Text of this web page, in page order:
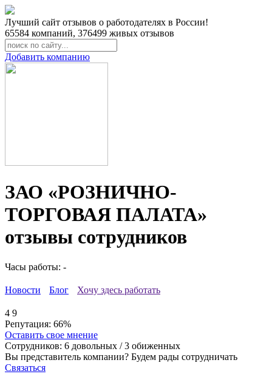
Лучший сайт отзывов о работодателях в России!
65584 компаний, 376499 живых отзывов
Добавить компанию
ЗАО «РОЗНИЧНО-
ТОРГОВАЯ ПАЛАТА»
отзывы сотрудников
Часы работы: -
Новости Блог Хочу здесь работать
4 9
Репутация: 66%
Оставить свое мнение
Сотрудников: 6 довольных /3 обиженных
Вы представитель компании? Будем рады сотрудничать
Связаться